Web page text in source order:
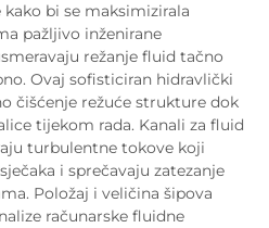
bi se maksimizirala
pažljivo inženirane
režanje fluid tačno
Ovaj sofisticiran hidravlički
čišćenje režuće strukture dok
tijekom rada. Kanali za fluid
turbulentne tokove koji
i sprečavaju zatezanje
Položaj i veličina šipova
računarske fluidne